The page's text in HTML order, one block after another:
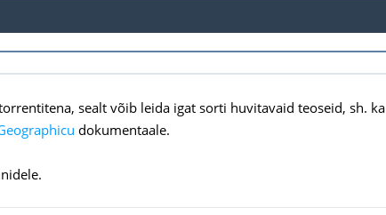
sealt võib leida igat sorti huvitavaid teoseid, sh. ka
dokumentaale.